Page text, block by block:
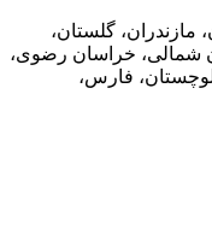
مازندران، گلستان،
شمالی، خراسان رضوی،
فارس،